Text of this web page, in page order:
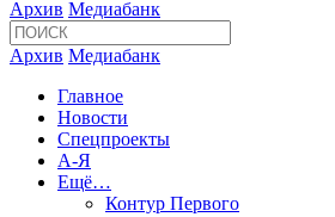
Архив Медиабанк
Архив Медиабанк
Главное
Новости
Спецпроекты
А-Я
Ещё…
Контур Первого